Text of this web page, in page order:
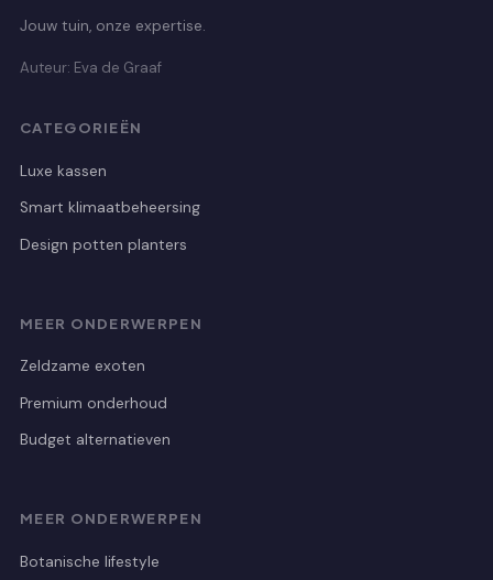
Jouw tuin, onze expertise.
Auteur: Eva de Graaf
CATEGORIEËN
Luxe kassen
Smart klimaatbeheersing
Design potten planters
MEER ONDERWERPEN
Zeldzame exoten
Premium onderhoud
Budget alternatieven
MEER ONDERWERPEN
Botanische lifestyle